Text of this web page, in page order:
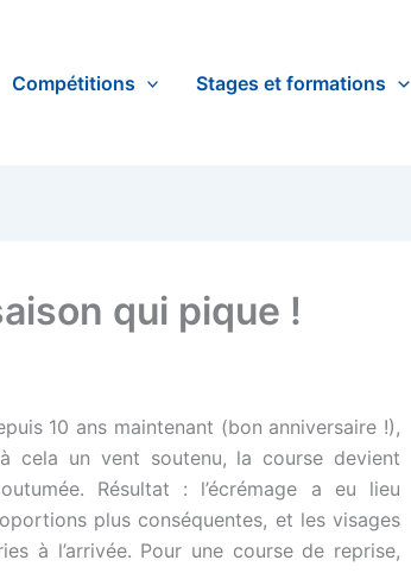
Compétitions Stages et formations
qui pique !
10 ans maintenant (bon anniversaire !),
cela un vent soutenu, la course devient
Résultat : l’écrémage a eu lieu
plus conséquentes, et les visages
à l’arrivée. Pour une course de reprise,